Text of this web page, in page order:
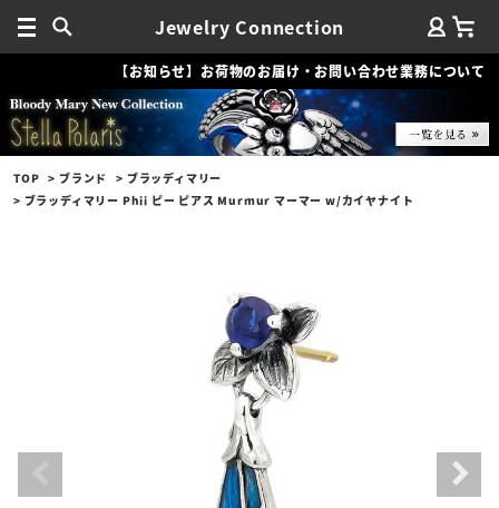
Jewelry Connection
【お知らせ】お荷物のお届け・お問い合わせ業務について
TOP ブランド
ブラッディマリー
ブラッディマリー Phii ピー ピアス Murmur マーマー w/カイヤナイト